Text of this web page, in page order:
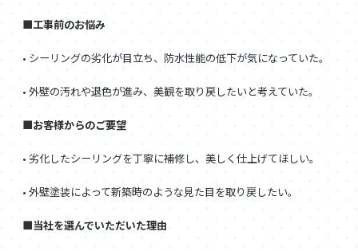
■工事前のお悩み
• シーリングの劣化が目立ち、防水性能の低下が気になっていた。
• 外壁の汚れや退色が進み、美観を取り戻したいと考えていた。
■お客様からのご要望
• 劣化したシーリングを丁寧に補修し、美しく仕上げてほしい。
• 外壁塗装によって新築時のような見た目を取り戻したい。
■当社を選んでいただいた理由